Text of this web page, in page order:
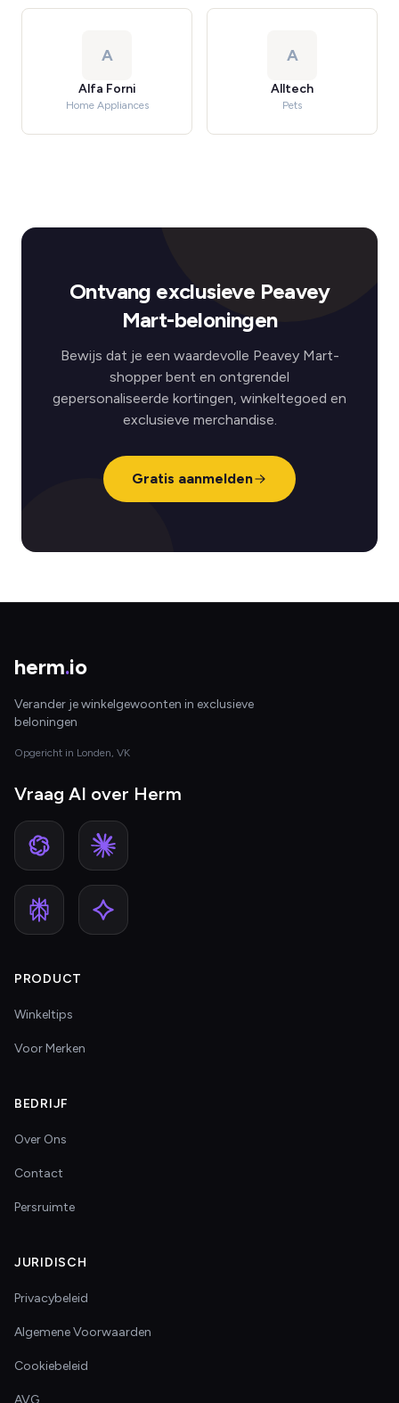
A
Alfa Forni
Home Appliances
A
Alltech
Pets
Ontvang exclusieve Peavey
Mart-beloningen
Bewijs dat je een waardevolle Peavey Mart-
shopper bent en ontgrendel
gepersonaliseerde kortingen, winkeltegoed en
exclusieve merchandise.
Gratis aanmelden
herm.io
Verander je winkelgewoonten in exclusieve
beloningen
Opgericht in Londen, VK
Vraag AI over Herm
PRODUCT
Winkeltips
Voor Merken
BEDRIJF
Over Ons
Contact
Persruimte
JURIDISCH
Privacybeleid
Algemene Voorwaarden
Cookiebeleid
AVG